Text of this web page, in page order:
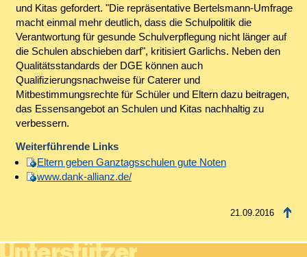
und Kitas gefordert. "Die repräsentative Bertelsmann-Umfrage
macht einmal mehr deutlich, dass die Schulpolitik die
Verantwortung für gesunde Schulverpflegung nicht länger auf
die Schulen abschieben darf", kritisiert Garlichs. Neben den
Qualitätsstandards der DGE können auch
Qualifizierungsnachweise für Caterer und
Mitbestimmungsrechte für Schüler und Eltern dazu beitragen,
das Essensangebot an Schulen und Kitas nachhaltig zu
verbessern.
Weiterführende Links
Eltern geben Ganztagsschulen gute Noten
www.dank-allianz.de/
21.09.2016